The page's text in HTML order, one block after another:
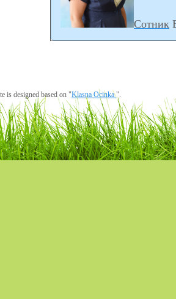
Сотник
is designed based on "Klasna Ocinka".